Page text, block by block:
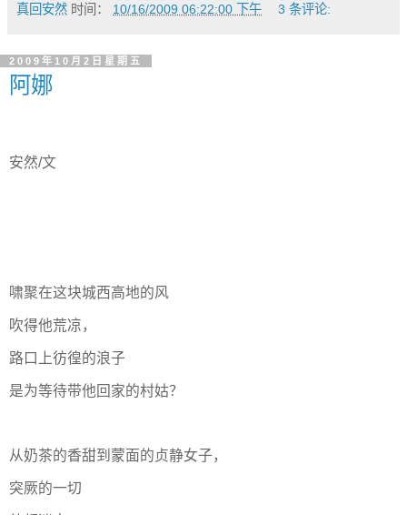
真回安然 时间： 10/16/2009 06:22:00 下午 3 条评论:
2009年10月2日星期五
阿娜
安然/文
啸聚在这块城西高地的风
吹得他荒凉，
路口上彷徨的浪子
是为等待带他回家的村姑？
从奶茶的香甜到蒙面的贞静女子，
突厥的一切